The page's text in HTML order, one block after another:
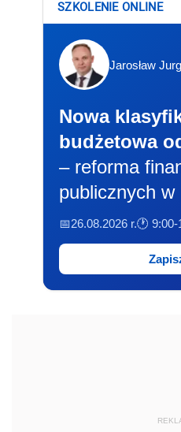
SZKOLENIE ONLINE
Jarosław
Nowa
budżetowa
– reforma
publicznych w
📅26.08.2026 r.🕐 9:00-